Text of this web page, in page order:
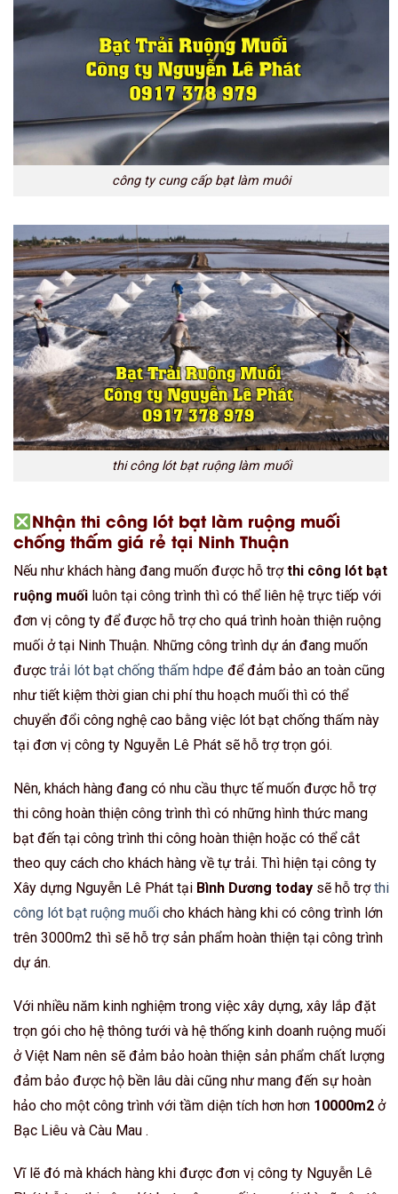
công ty cung cấp bạt làm muôi
thi công lót bạt ruộng làm muối
Nhận thi công lót bạt làm ruộng muối
chống thấm giá rẻ tại Ninh Thuận
Nếu như khách hàng đang muốn được hỗ trợthi công lót bạt
ruộng muối luôn tại công trình thì có thể liên hệ trực tiếp với
đơn vị công ty để được hỗ trợ cho quá trình hoàn thiện ruộng
muối ở tại Ninh Thuận. Những công trình dự án đang muốn
được trải lót bạt chống thấm hdpe để đảm bảo an toàn cũng
như tiết kiệm thời gian chi phí thu hoạch muối thì có thể
chuyển đổi công nghệ cao bằng việc lót bạt chống thấm này
tại đơn vị công ty Nguyễn Lê Phát sẽ hỗ trợ trọn gói.
Nên, khách hàng đang có nhu cầu thực tế muốn được hỗ trợ
thi công hoàn thiện công trình thì có những hình thức mang
bạt đến tại công trình thi công hoàn thiện hoặc có thể cắt
theo quy cách cho khách hàng về tự trải. Thì hiện tại công ty
Xây dựng Nguyễn Lê Phát tại Bình Dương today sẽ hỗ trợthi
công lót bạt ruộng muối cho khách hàng khi có công trình lớn
trên 3000m2 thì sẽ hỗ trợ sản phẩm hoàn thiện tại công trình
dự án.
Với nhiều năm kinh nghiệm trong việc xây dựng, xây lắp đặt
trọn gói cho hệ thông tưới và hệ thống kinh doanh ruộng muối
ở Việt Nam nên sẽ đảm bảo hoàn thiện sản phẩm chất lượng
đảm bảo được hộ bền lâu dài cũng như mang đến sự hoàn
hảo cho một công trình với tầm diện tích hơn hơn 10000m2 ở
Bạc Liêu và Càu Mau .
Vĩ lẽ đó mà khách hàng khi được đơn vị công ty Nguyễn Lê